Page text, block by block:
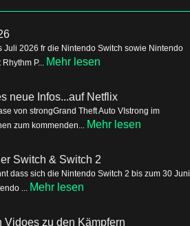
2026 fr die Nintendo Switch sowie Nintendo
P... Mehr lesen
neue Infos...auf Netflix
von strongGrand Theft Auto VIstrong im
zum kommenden... Mehr lesen
Switch & Switch 2
dass sich die Nintendo Switch 2 bis zum 30 Juni
... Mehr lesen
Vidoes zu den Kämpfern